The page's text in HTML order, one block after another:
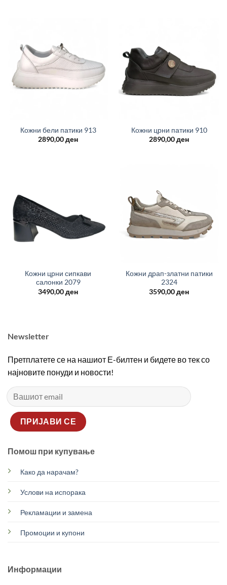
Кожни бели патики 913
2890,00ден
Кожни црни патики 910
2890,00ден
Кожни црни сипкави
салонки 2079
3490,00ден
Кожни драп-златни патики
2324
3590,00ден
Newsletter
Претплатете се на нашиот Е-билтен и бидете во тек со
најновите понуди и новости!
Помош при купување
Како да нарачам?
Услови на испорака
Рекламации и замена
Промоции и купони
Информации